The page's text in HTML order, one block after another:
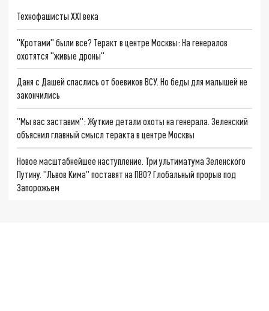
Технофашисты XXI века
"Кротами" были все? Теракт в центре Москвы: На генералов
охотятся "живые дроны"
Даня с Дашей спаслись от боевиков ВСУ. Но беды для малышей не
закончились
"Мы вас заставим": Жуткие детали охоты на генерала. Зеленский
объяснил главный смысл теракта в центре Москвы
Новое масштабнейшее наступление. Три ультиматума Зеленского
Путину. "Львов Кима" поставят на ПВО? Глобальный прорыв под
Запорожьем